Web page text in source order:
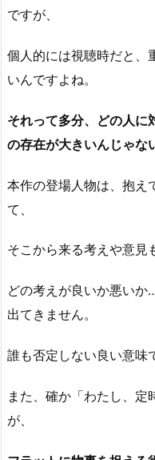
ですが、
個人的には視聴時だと、
いんですよね。
それって多分、どの人に
の存在が大きいんじゃな
本作の登場人物は、抱え
て、
そこから来る考えや意見
どの考えが良いか悪い
出てきません。
誰も否定しない良い意味
また、確か「わたし、定
が、